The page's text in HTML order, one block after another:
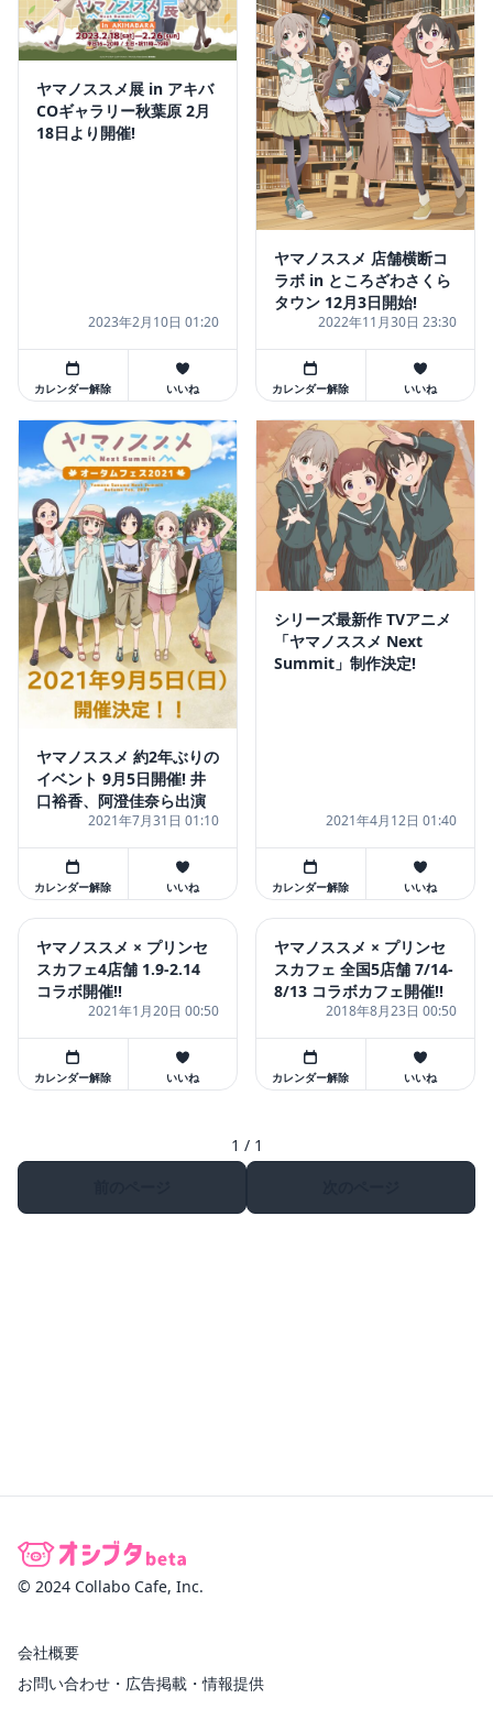
ヤマノススメ展 in アキバ
COギャラリー秋葉原 2月
18日より開催!
2023年2月10日 01:20
カレンダー解除 いいね
ヤマノススメ 店舗横断コ
ラボ in ところざわさくら
タウン 12月3日開始!
2022年11月30日 23:30
カレンダー解除 いいね
ヤマノススメ 約2年ぶりの
イベント 9月5日開催! 井
口裕香、阿澄佳奈ら出演
2021年7月31日 01:10
カレンダー解除 いいね
シリーズ最新作 TVアニメ
「ヤマノススメ Next
Summit」制作決定!
2021年4月12日 01:40
カレンダー解除 いいね
ヤマノススメ × プリンセ
スカフェ4店舗 1.9-2.14
コラボ開催!!
2021年1月20日 00:50
カレンダー解除 いいね
ヤマノススメ × プリンセ
スカフェ 全国5店舗 7/14-
8/13 コラボカフェ開催!!
2018年8月23日 00:50
カレンダー解除 いいね
1 / 1
© 2024 Collabo Cafe, Inc.
会社概要
お問い合わせ・広告掲載・情報提供